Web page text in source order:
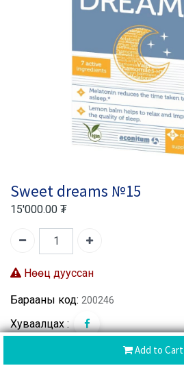
Add to Cart
Sweet dreams №15
15'000.00 ₮
Нөөц дууссан
Барааны код: 200246
Хуваалцах :